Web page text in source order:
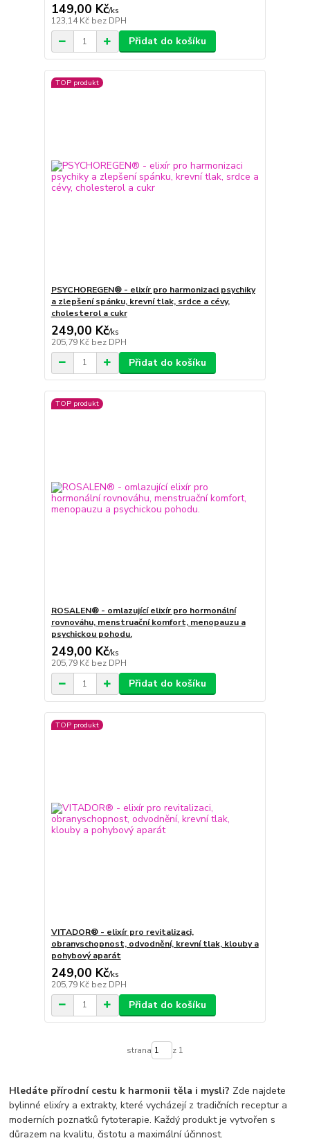
149,00 Kč/ks
123,14 Kč bez DPH
Přidat do košíku
TOP produkt
PSYCHOREGEN® - elixír pro harmonizaci psychiky
a zlepšení spánku, krevní tlak, srdce a cévy,
cholesterol a cukr
249,00 Kč/ks
205,79 Kč bez DPH
Přidat do košíku
TOP produkt
ROSALEN® - omlazující elixír pro hormonální
rovnováhu, menstruační komfort, menopauzu a
psychickou pohodu.
249,00 Kč/ks
205,79 Kč bez DPH
Přidat do košíku
TOP produkt
VITADOR® - elixír pro revitalizaci,
obranyschopnost, odvodnění, krevní tlak, klouby a
pohybový aparát
249,00 Kč/ks
205,79 Kč bez DPH
Přidat do košíku
strana z 1
Hledáte přírodní cestu k harmonii těla i mysli? Zde najdete
bylinné elixíry a extrakty, které vycházejí z tradičních receptur a
moderních poznatků fytoterapie. Každý produkt je vytvořen s
důrazem na kvalitu, čistotu a maximální účinnost.